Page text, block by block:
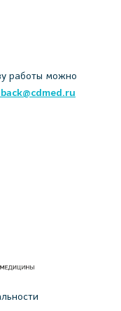
работы можно